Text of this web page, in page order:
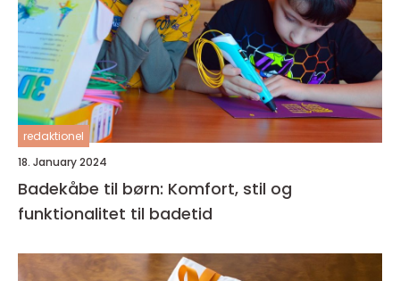
redaktionel
18. January 2024
Badekåbe til børn: Komfort, stil og
funktionalitet til badetid